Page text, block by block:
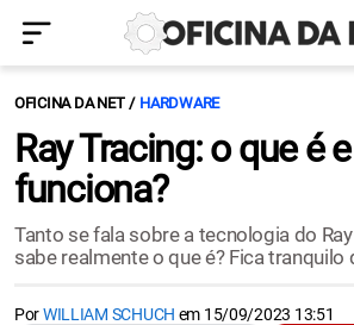
OFICINA DA NET HARDWARE
Ray Tracing: o que é
funciona?
Tanto se fala sobre a tecnologia do
sabe realmente o que é? Fica tranquilo
PorWILLIAM SCHUCH em 15/09/2023 13:51